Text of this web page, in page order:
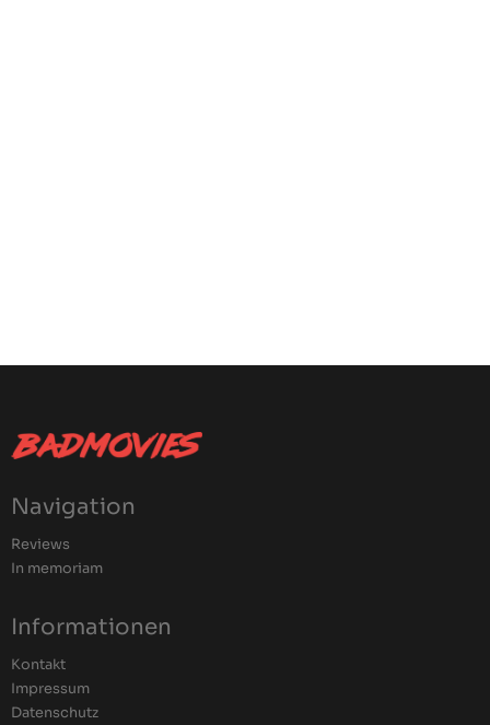
Navigation
Reviews
In memoriam
Informationen
Kontakt
Impressum
Datenschutz